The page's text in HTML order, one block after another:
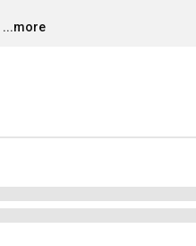
…
...more